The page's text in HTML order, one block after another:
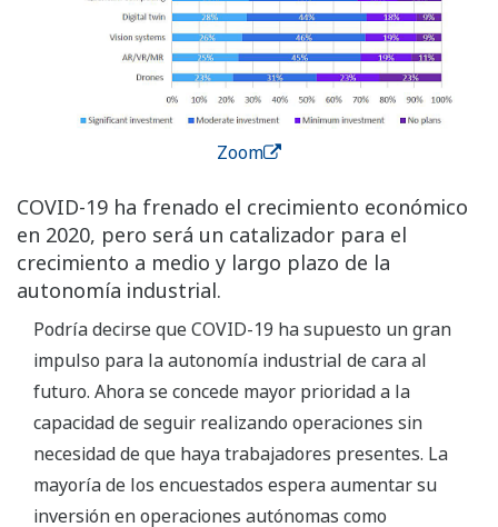
Zoom
COVID-19 ha frenado el crecimiento económico
en 2020, pero será un catalizador para el
crecimiento a medio y largo plazo de la
autonomía industrial.
Podría decirse que COVID-19 ha supuesto un gran
impulso para la autonomía industrial de cara al
futuro. Ahora se concede mayor prioridad a la
capacidad de seguir realizando operaciones sin
necesidad de que haya trabajadores presentes. La
mayoría de los encuestados espera aumentar su
inversión en operaciones autónomas como